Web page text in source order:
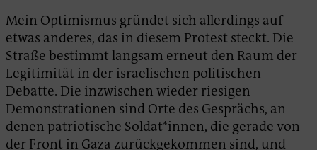
Mein Optimismus gründet sich allerdings auf
etwas anderes, das in diesem Protest steckt. Die
Straße bestimmt langsam erneut den Raum der
Legitimität in der israelischen politischen
Debatte. Die inzwischen wieder riesigen
Demonstrationen sind Orte des Gesprächs, an
denen patriotische Soldat*innen, die gerade von
der Front in Gaza zurückgekommen sind, und